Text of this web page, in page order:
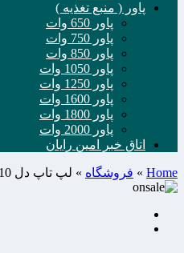
پاور ( منبع تغذیه )
پاور 650 وات
پاور 750 وات
پاور 850 وات
پاور 1050 وات
پاور 1250 وات
پاور 1600 وات
پاور 1800 وات
پاور 2000 وات
اتاق خبر امین رایان
Home
» فروشگاه » لپ تاپ دل DELL PRECISION 3510